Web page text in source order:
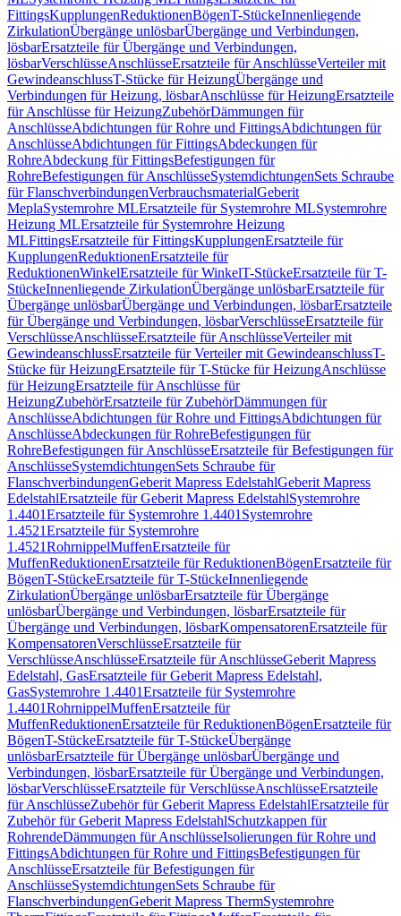
FittingsKupplungenReduktionenBögenT-StückeInnenliegende
ZirkulationÜbergänge unlösbarÜbergänge und Verbindungen,
lösbarErsatzteile für Übergänge und Verbindungen,
lösbarVerschlüsseAnschlüsseErsatzteile für AnschlüsseVerteiler mit
GewindeanschlussT-Stücke für HeizungÜbergänge und
Verbindungen für Heizung, lösbarAnschlüsse für HeizungErsatzteile
für Anschlüsse für HeizungZubehörDämmungen für
AnschlüsseAbdichtungen für Rohre und FittingsAbdichtungen für
AnschlüsseAbdichtungen für FittingsAbdeckungen für
RohreAbdeckung für FittingsBefestigungen für
RohreBefestigungen für AnschlüsseSystemdichtungenSets Schraube
für FlanschverbindungenVerbrauchsmaterialGeberit
MeplaSystemrohre MLErsatzteile für Systemrohre MLSystemrohre
Heizung MLErsatzteile für Systemrohre Heizung
MLFittingsErsatzteile für FittingsKupplungenErsatzteile für
KupplungenReduktionenErsatzteile für
ReduktionenWinkelErsatzteile für WinkelT-StückeErsatzteile für T-
StückeInnenliegende ZirkulationÜbergänge unlösbarErsatzteile für
Übergänge unlösbarÜbergänge und Verbindungen, lösbarErsatzteile
für Übergänge und Verbindungen, lösbarVerschlüsseErsatzteile für
VerschlüsseAnschlüsseErsatzteile für AnschlüsseVerteiler mit
GewindeanschlussErsatzteile für Verteiler mit GewindeanschlussT-
Stücke für HeizungErsatzteile für T-Stücke für HeizungAnschlüsse
für HeizungErsatzteile für Anschlüsse für
HeizungZubehörErsatzteile für ZubehörDämmungen für
AnschlüsseAbdichtungen für Rohre und FittingsAbdichtungen für
AnschlüsseAbdeckungen für RohreBefestigungen für
RohreBefestigungen für AnschlüsseErsatzteile für Befestigungen für
AnschlüsseSystemdichtungenSets Schraube für
FlanschverbindungenGeberit Mapress EdelstahlGeberit Mapress
EdelstahlErsatzteile für Geberit Mapress EdelstahlSystemrohre
1.4401Ersatzteile für Systemrohre 1.4401 Systemrohre
1.4521Ersatzteile für Systemrohre
1.4521RohrnippelMuffenErsatzteile für
MuffenReduktionenErsatzteile für ReduktionenBögenErsatzteile für
BögenT-StückeErsatzteile für T-StückeInnenliegende
ZirkulationÜbergänge unlösbarErsatzteile für Übergänge
unlösbarÜbergänge und Verbindungen, lösbarErsatzteile für
Übergänge und Verbindungen, lösbarKompensatorenErsatzteile für
KompensatorenVerschlüsseErsatzteile für
VerschlüsseAnschlüsseErsatzteile für AnschlüsseGeberit Mapress
Edelstahl, GasErsatzteile für Geberit Mapress Edelstahl,
GasSystemrohre 1.4401Ersatzteile für Systemrohre
1.4401RohrnippelMuffenErsatzteile für
MuffenReduktionenErsatzteile für ReduktionenBögenErsatzteile für
BögenT-StückeErsatzteile für T-StückeÜbergänge
unlösbarErsatzteile für Übergänge unlösbarÜbergänge und
Verbindungen, lösbarErsatzteile für Übergänge und Verbindungen,
lösbarVerschlüsseErsatzteile für VerschlüsseAnschlüsseErsatzteile
für AnschlüsseZubehör für Geberit Mapress EdelstahlErsatzteile für
Zubehör für Geberit Mapress EdelstahlSchutzkappen für
RohrendeDämmungen für AnschlüsseIsolierungen für Rohre und
FittingsAbdichtungen für Rohre und FittingsBefestigungen für
AnschlüsseErsatzteile für Befestigungen für
AnschlüsseSystemdichtungenSets Schraube für
FlanschverbindungenGeberit Mapress ThermSystemrohre